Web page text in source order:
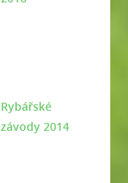
Rybářské
závody 2014